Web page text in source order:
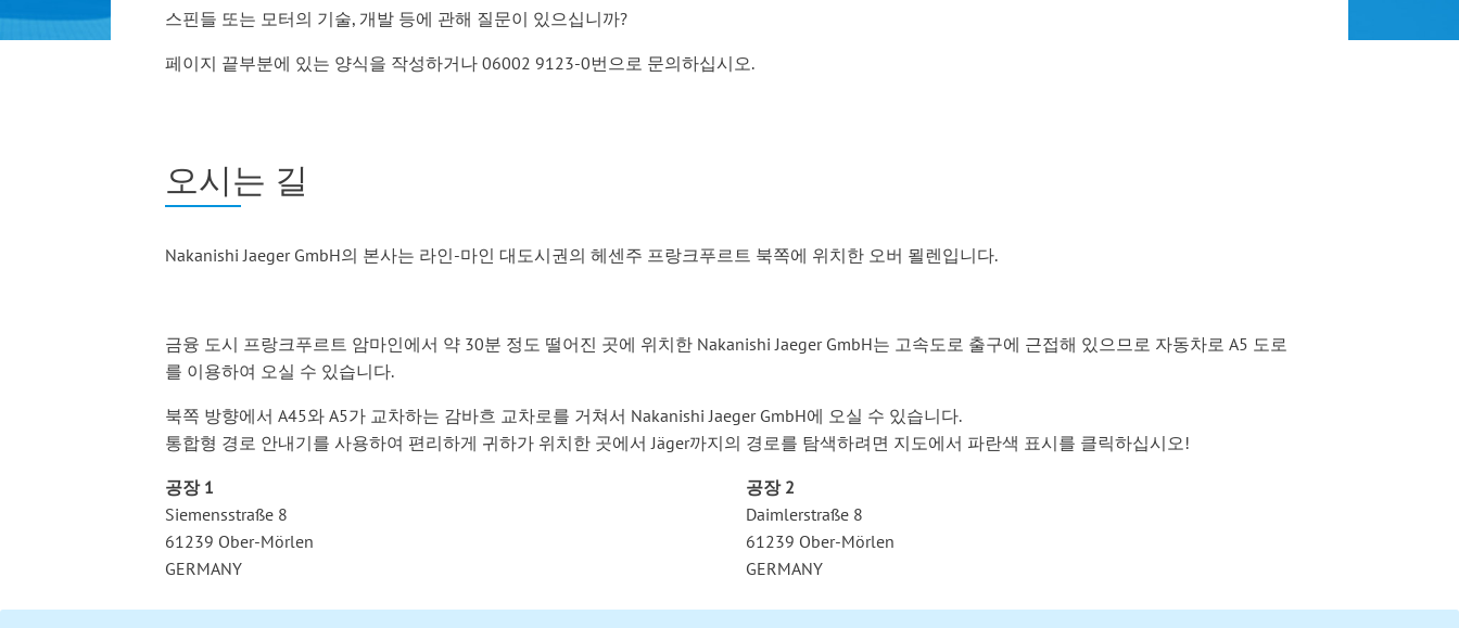
스핀들 또는 모터의 기술, 개발 등에 관해 질문이 있으십니까?
페이지 끝부분에 있는 양식을 작성하거나 06002 9123-0번으로 문의하십시오.
오시는 길
Nakanishi Jaeger GmbH의 본사는 라인-마인 대도시권의 헤센주 프랑크푸르트 북쪽에 위치한 오버 묄렌입니다.
금융 도시 프랑크푸르트 암마인에서 약 30분 정도 떨어진 곳에 위치한 Nakanishi Jaeger GmbH는 고속도로 출구에 근접해 있으므로 자동차로 A5 도로
를 이용하여 오실 수 있습니다.
북쪽 방향에서 A45와 A5가 교차하는 감바흐 교차로를 거쳐서 Nakanishi Jaeger GmbH에 오실 수 있습니다.
통합형 경로 안내기를 사용하여 편리하게 귀하가 위치한 곳에서 Jäger까지의 경로를 탐색하려면 지도에서 파란색 표시를 클릭하십시오!
공장 1
Siemensstraße 8
61239 Ober-Mörlen
GERMANY
공장 2
Daimlerstraße 8
61239 Ober-Mörlen
GERMANY